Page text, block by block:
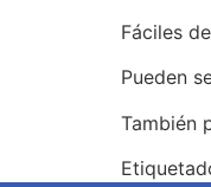
Fáciles
Pueden
También